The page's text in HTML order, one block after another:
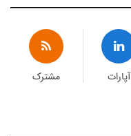
آپارات مشترک